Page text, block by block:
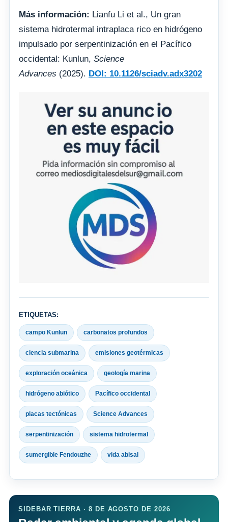
Más información: Lianfu Li et al., Un gran
sistema hidrotermal intraplaca rico en hidrógeno
impulsado por serpentinización en el Pacífico
occidental: Kunlun, Science
Advances (2025). DOI: 10.1126/sciadv.adx3202
ETIQUETAS:
campo Kunlun carbonatos profundos
ciencia submarina emisiones geotérmicas
exploración oceánica geología marina
hidrógeno abiótico Pacífico occidental
placas tectónicas Science Advances
serpentinización sistema hidrotermal
sumergible Fendouzhe vida abisal
SIDEBAR TIERRA · 8 DE AGOSTO DE 2026